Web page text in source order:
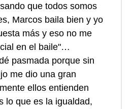
que todos somos
Marcos baila bien y yo
más y eso no me
en el baile"…
pasmada porque sin
me dio una gran
ellos entienden
lo que es la igualdad,